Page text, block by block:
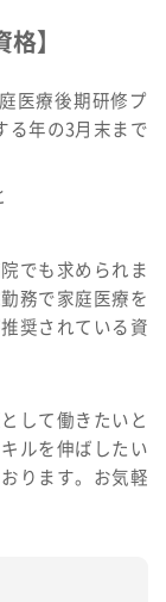
】
医療後期研修プ
る年の3月末まで
でも求められま
務で家庭医療を
奨されている資
して働きたいと
ルを伸ばしたい
ります。お気軽